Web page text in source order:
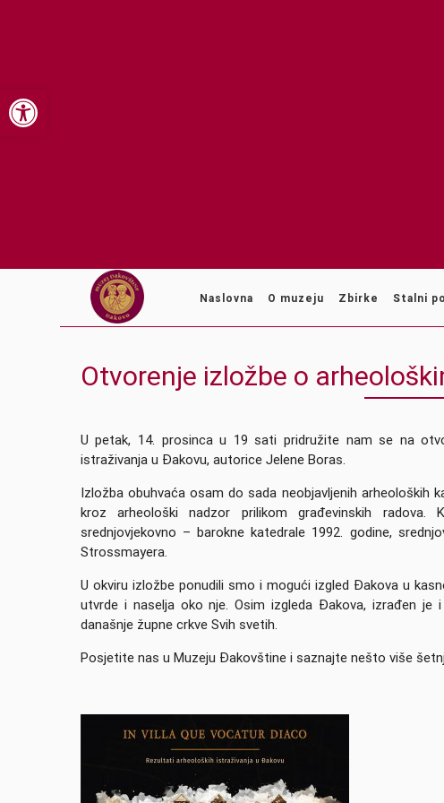
Open toolbar
Naslovna O muzeju Zbirke Stalni
Otvorenje izložbe o
U petak, 14. prosinca u 19 sati pridružite nam se na
istraživanja u Đakovu, autorice Jelene Boras.
Izložba obuhvaća osam do sada neobjavljenih arheoloških
kroz arheološki nadzor prilikom građevinskih
srednjovjekovno – barokne katedrale 1992. godine,
Strossmayera.
U okviru izložbe ponudili smo i mogući izgled Đakova u
utvrde i naselja oko nje. Osim izgleda Đakova, izrađen je
današnje župne crkve Svih svetih.
Posjetite nas u Muzeju Đakovštine i saznajte nešto više